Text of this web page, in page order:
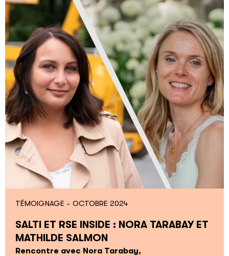
TÉMOIGNAGE - OCTOBRE 2024
SALTI ET RSE INSIDE : NORA TARABAY ET
MATHILDE SALMON
Rencontre avec Nora Tarabay,